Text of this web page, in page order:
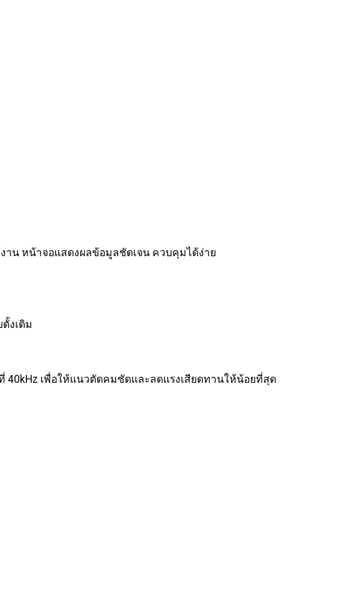
น หน้าจอแสดงผลข้อมูลชัดเจน ควบคุมได้ง่าย
งเดิม
40kHz เพื่อให้แนวตัดคมชัดและลดแรงเสียดทานให้น้อยที่สุด